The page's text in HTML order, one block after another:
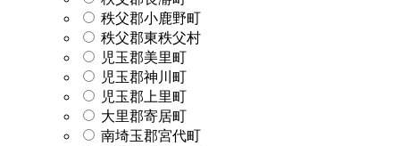
秩父郡小鹿野町
秩父郡東秩父村
児玉郡美里町
児玉郡神川町
児玉郡上里町
大里郡寄居町
南埼玉郡宮代町